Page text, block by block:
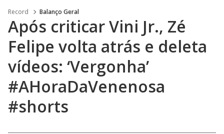
Record Balanço Geral
Após criticar Vini Jr., Zé
Felipe volta atrás e deleta
vídeos: ‘Vergonha’
#AHoraDaVenenosa
#shorts